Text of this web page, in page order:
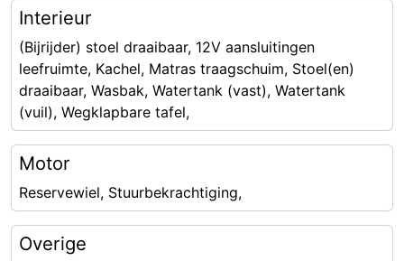
Interieur
(Bijrijder) stoel draaibaar, 12V aansluitingen
leefruimte, Kachel, Matras traagschuim, Stoel(en)
draaibaar, Wasbak, Watertank (vast), Watertank
(vuil), Wegklapbare tafel,
Motor
Reservewiel, Stuurbekrachtiging,
Overige